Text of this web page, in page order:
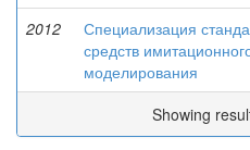
2012
Специализация
средств
моделирования
Showing